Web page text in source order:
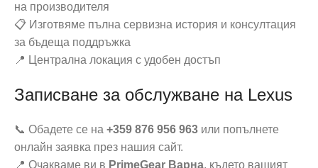
на производителя
📋 Изготвяме пълна сервизна история и консултация
за бъдеща поддръжка
📍 Централна локация с удобен достъп
Записване за обслужване на Lexus
📞 Обадете се на +359 876 956 963 или попълнете
онлайн заявка през нашия сайт.
📍 Очакваме ви в PrimeGear Варна, където вашият